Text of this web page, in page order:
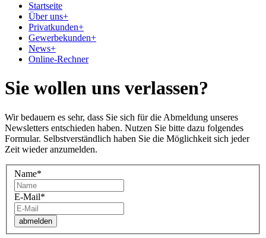
Startseite
Über uns+
Privatkunden+
Gewerbekunden+
News+
Online-Rechner
Sie wollen uns verlassen?
Wir bedauern es sehr, dass Sie sich für die Abmeldung unseres
Newsletters entschieden haben. Nutzen Sie bitte dazu folgendes
Formular. Selbstverständlich haben Sie die Möglichkeit sich jeder
Zeit wieder anzumelden.
Name*
E-Mail*